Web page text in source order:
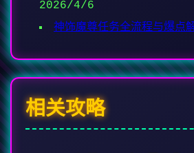
2026/4/6
神饰魔尊任务全流程与爆点
相关攻略